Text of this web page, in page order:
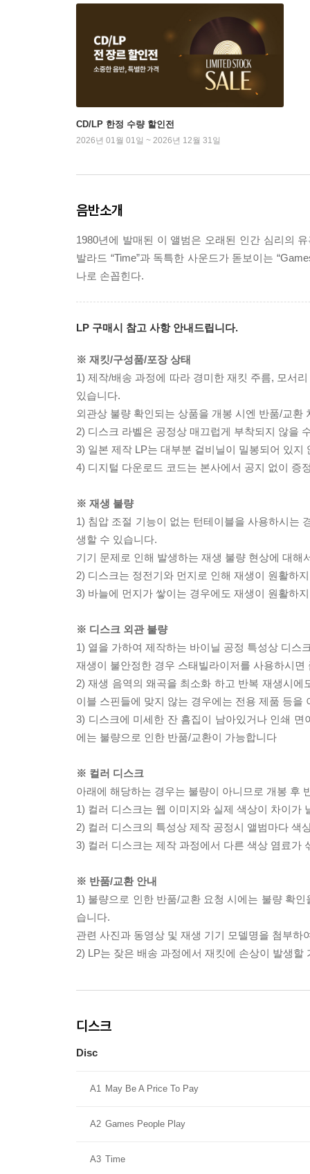
CD/LP 한정 수량 할인전
2026년 01월 01일 ~ 2026년 12월 31일
음반소개
1980년에 발매된 이 앨범은 오래된 인간 심리의
발라드 “Time”과 독특한 사운드가 돋보이는
나로 손꼽힌다.
LP 구매시 참고 사항 안내드립니다.
※ 재킷/구성품/포장 상태
1) 제작/배송 과정에 따라 경미한 재킷 주름, 모서
있습니다.
외관상 불량 확인되는 상품을 개봉 시엔 반품/교환
2) 디스크 라벨은 공정상 매끄럽게 부착되지 않을
3) 일본 제작 LP는 대부분 겉비닐이 밀봉되어 있지
4) 디지털 다운로드 코드는 본사에서 공지 없이 증
※ 재생 불량
1) 침압 조절 기능이 없는 턴테이블을 사용하시는
생할 수 있습니다.
기기 문제로 인해 발생하는 재생 불량 현상에 대
2) 디스크는 정전기와 먼지로 인해 재생이 원활하
3) 바늘에 먼지가 쌓이는 경우에도 재생이 원활하
※ 디스크 외관 불량
1) 열을 가하여 제작하는 바이닐 공정 특성상 디스
재생이 불안정한 경우 스태빌라이저를 사용하시
2) 재생 음역의 왜곡을 최소화 하고 반복 재생시
이블 스핀들에 맞지 않는 경우에는 전용 제품 등
3) 디스크에 미세한 잔 흠집이 남아있거나 인쇄
에는 불량으로 인한 반품/교환이 가능합니다
※ 컬러 디스크
아래에 해당하는 경우는 불량이 아니므로 개봉 후
1) 컬러 디스크는 웹 이미지와 실제 색상이 차이가
2) 컬러 디스크의 특성상 제작 공정시 앨범마다 색
3) 컬러 디스크는 제작 과정에서 다른 색상 염료가
※ 반품/교환 안내
1) 불량으로 인한 반품/교환 요청 시에는 불량 확
습니다.
관련 사진과 동영상 및 재생 기기 모델명을 첨부하
2) LP는 잦은 배송 과정에서 재킷에 손상이 발생
디스크
Disc
A1 May Be A Price To Pay
A2 Games People Play
A3 Time